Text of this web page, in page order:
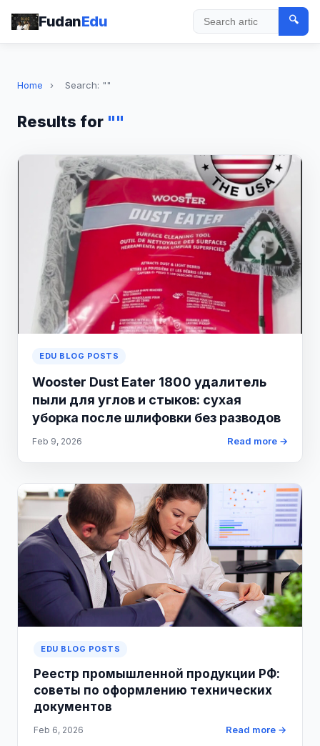
FudanEdu Search
🔍
Home › Search: ""
Results for ""
EDU BLOG POSTS
Wooster Dust Eater 1800 удалитель
пыли для углов и стыков: сухая
уборка после шлифовки без разводов
Feb 9, 2026 Read more →
EDU BLOG POSTS
Реестр промышленной продукции РФ:
советы по оформлению технических
документов
Feb 6, 2026 Read more →